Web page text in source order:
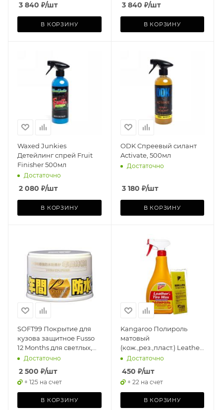
3 840 ₽/шт
В КОРЗИНУ
3 840 ₽/шт
В КОРЗИНУ
Waxed Junkies
Детейлинг спрей Fruit
Finisher 500мл
Достаточно
2 080 ₽/шт
В КОРЗИНУ
ODK Спреевый силант
Activate, 500мл
Достаточно
3 180 ₽/шт
В КОРЗИНУ
SOFT99 Покрытие для
кузова защитное Fusso
12 Months для светлых,
200 гр
Достаточно
2 500 ₽/шт
+ 125 на счет
В КОРЗИНУ
Kangaroo Полироль
матовый
(кож.,рез.,пласт.) Leather
& Tire Wax Low Gloss,
Достаточно
450 ₽/шт
+ 22 на счет
В КОРЗИНУ